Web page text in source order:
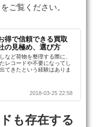
ご覧ください。
得で信頼できる買取
の見極め、選び方
など荷物を整理する際に、
レコードや不要になってし
てきたという経験はありま
2018-03-25 22:58
も存在する